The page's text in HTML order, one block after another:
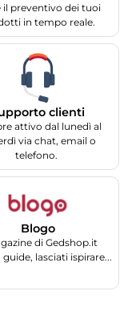
il preventivo dei tuoi
in tempo reale.
clienti
attivo dal lunedì al
via chat, email o
telefono.
Blogo
di Gedshop.it
lasciati ispirare...